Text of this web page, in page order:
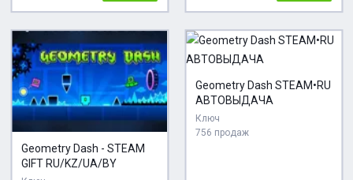
Geometry Dash - STEAM
GIFT RU/KZ/UA/BY
Geometry Dash STEAM•RU
АВТОВЫДАЧА
Ключ
756 продаж